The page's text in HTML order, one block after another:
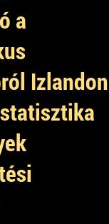
a
Izlandon